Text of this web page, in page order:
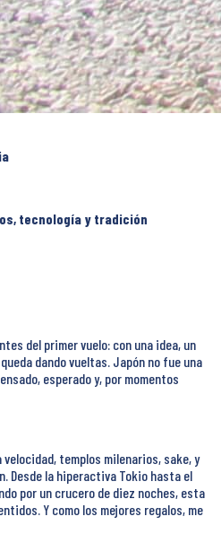
tecnología y tradición
del primer vuelo: con una idea, un
dando vueltas. Japón no fue una
esperado y, por momentos
templos milenarios, sake, y
Desde la hiperactiva Tokio hasta el
por un crucero de diez noches, esta
Y como los mejores regalos, me